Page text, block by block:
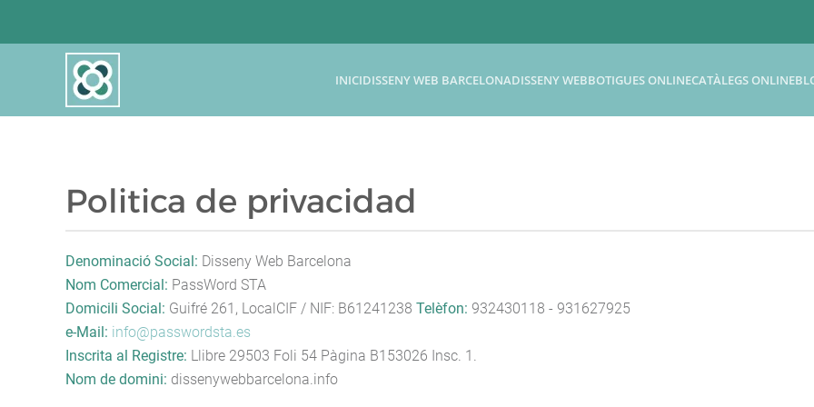
Skip to main content
INICIDISSENY WEB BARCELONADISSENY WEBBOTIGUES ONLINECATÀLEGS ONLINE
Politica de privacidad
Denominació Social: Disseny Web Barcelona
Nom Comercial: PassWord STA
Domicili Social: Guifré 261, LocalCIF / NIF: B61241238 Telèfon: 932430118 - 931627925
e-Mail: info@passwordsta.es
Inscrita al Registre: Llibre 29503 Foli 54 Pàgina B153026 Insc. 1.
Nom de domini: dissenywebbarcelona.info